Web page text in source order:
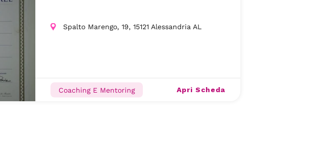
Spalto Marengo, 19, 15121 Alessandria AL
Coaching E Mentoring Apri Scheda